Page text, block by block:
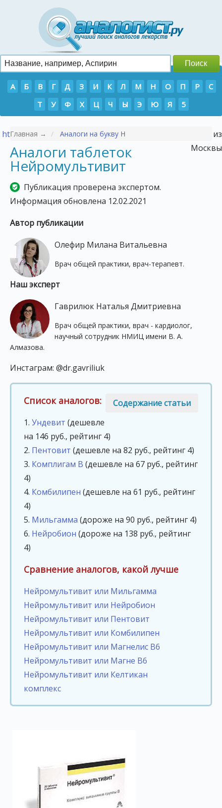
https://p-tour.ru/countries/vetnam/
- Туры во Вьетнам из
Москвы
А Б В Г Д З И К Л М Н О П Р
С
Т
У Ф Х Ц Ч Ы Э Ю Я 5
Главная → Аналоги на букву Н
Аналоги таблеток
Нейромультивит
Публикация проверена экспертом.
Информация обновлена 12.02.2021
Автор публикации
Олефир Милана Витальевна
Врач общей практики, врач-терапевт.
Наш эксперт
Гаврилюк Наталья Дмитриевна
Врач общей практики, врач - кардиолог,
научный сотрудник НМИЦ имени В. А.
Алмазова.
Инстаграм: @dr.gavriliuk
Содержание статьи
Список аналогов:
1. Ундевит (дешевле
на 146 руб., рейтинг 4)
2. Пентовит (дешевле на 82 руб., рейтинг 4)
3. Комплигам В (дешевле на 67 руб., рейтинг
4)
4. Комбилипен (дешевле на 61 руб., рейтинг
4)
5. Мильгамма (дороже на 90 руб., рейтинг 4)
6. Нейробион (дороже на 138 руб., рейтинг
4)
Сравнение аналогов, какой лучше
Нейромультивит или Мильгамма
Нейромультивит или Нейробион
Нейромультивит или Пентовит
Нейромультивит или Комбилипен
Нейромультивит или Магнелис В6
Нейромультивит или Магне В6
Нейромультивит или Келтикан
комплекс